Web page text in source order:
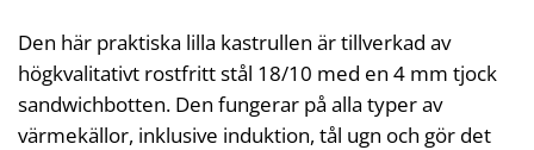
Den här praktiska lilla kastrullen är tillverkad av
högkvalitativt rostfritt stål 18/10 med en 4 mm tjock
sandwichbotten. Den fungerar på alla typer av
värmekällor, inklusive induktion, tål ugn och gör det